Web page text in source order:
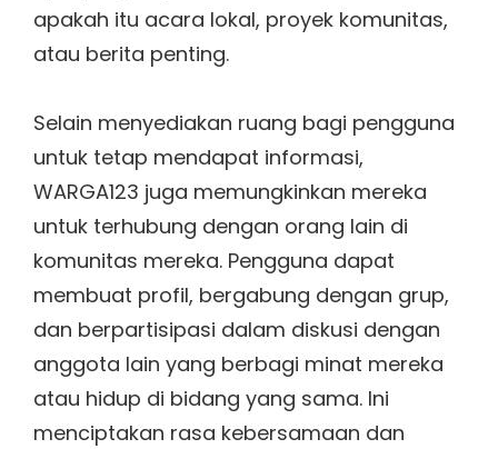
apakah itu acara lokal, proyek komunitas,
atau berita penting.
Selain menyediakan ruang bagi pengguna
untuk tetap mendapat informasi,
WARGA123 juga memungkinkan mereka
untuk terhubung dengan orang lain di
komunitas mereka. Pengguna dapat
membuat profil, bergabung dengan grup,
dan berpartisipasi dalam diskusi dengan
anggota lain yang berbagi minat mereka
atau hidup di bidang yang sama. Ini
menciptakan rasa kebersamaan dan